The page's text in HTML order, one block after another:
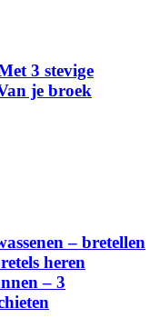
3 stevige
je broek
– bretellen
heren
– 3